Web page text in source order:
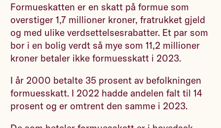
Formueskatten er en skatt på formue som
overstiger 1,7 millioner kroner, fratrukket gjeld
og med ulike verdsettelsesrabatter. Et par som
bor i en bolig verdt så mye som 11,2 millioner
kroner betaler ikke formuesskatt i 2023.
I år 2000 betalte 35 prosent av befolkningen
formuesskatt. I 2022 hadde andelen falt til 14
prosent og er omtrent den samme i 2023.